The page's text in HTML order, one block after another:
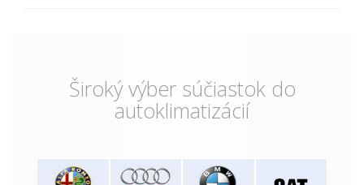
Široký výber súčiastok do
autoklimatizácií